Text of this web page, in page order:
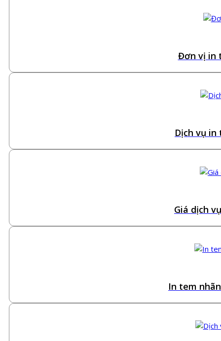
Đơn vị in
Dịch vụ
Giá dịch
In tem